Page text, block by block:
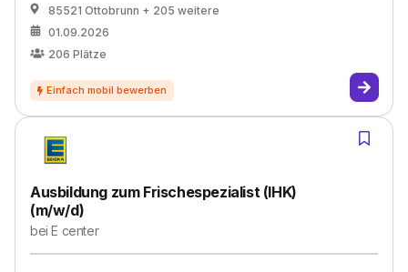
85521 Ottobrunn + 205 weitere
01.09.2026
206 Plätze
Ausbildung zum Frischespezialist (IHK)
(m/w/d)
beiE center